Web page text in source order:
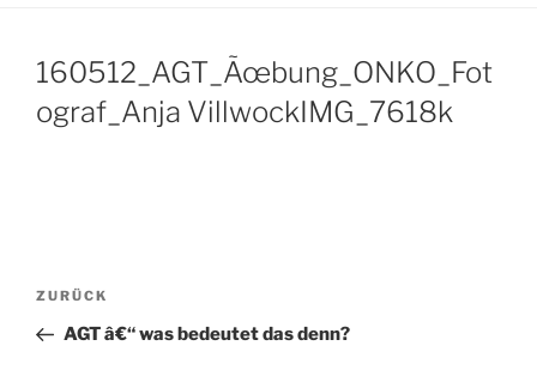
160512_AGT_Ãœbung_ONKO_Fot
ograf_Anja VillwockIMG_7618k
Beitragsnavigation
Vorheriger
Beitrag
ZURÜCK
AGT â€“ was bedeutet das denn?